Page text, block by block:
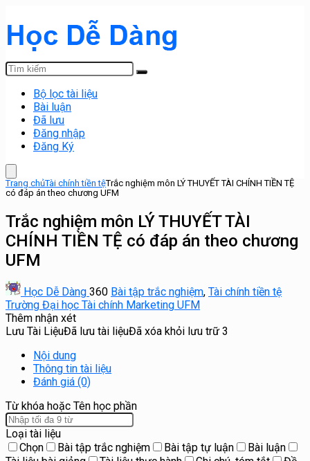
Bộ lọc tài liệu
Bài luận
Đã lưu
Đăng nhập
Đăng Ký
Trang chủTài chính tiền tệTrắc nghiệm môn LÝ THUYẾT TÀI CHÍNH TIỀN TỆ
có đáp án theo chương UFM
Trắc nghiệm môn LÝ THUYẾT TÀI
CHÍNH TIỀN TỆ có đáp án theo chương
UFM
Học Dễ Dàng 360 Bài tập trắc nghiệm, Tài chính tiền tệ
Trường Đại học Tài chính Marketing UFM
Thêm nhận xét
Lưu Tài LiệuĐã lưu tài liệuĐã xóa khỏi lưu trữ 3
Nội dung
Thông tin tài liệu
Đánh giá (0)
Từ khóa hoặc Tên học phần
Loại tài liệu
Chọn
Bài tập trắc nghiệm Bài tập tự luận
Bài luận